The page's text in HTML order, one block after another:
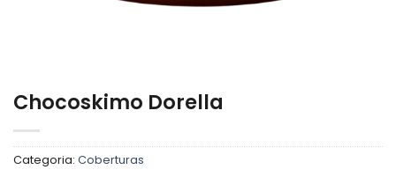
Chocoskimo Dorella
Categoria: Coberturas